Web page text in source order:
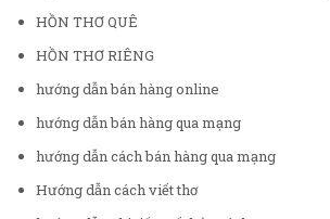
HỒN THƠ QUÊ
HỒN THƠ RIÊNG
hướng dẫn bán hàng online
hướng dẫn bán hàng qua mạng
hướng dẫn cách bán hàng qua mạng
Hướng dẫn cách viết thơ